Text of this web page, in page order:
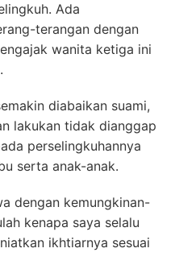
Ada
terangan dengan
wanita ketiga ini
diabaikan suami,
lakukan tidak dianggap
perselingkuhannya
serta anak-anak.
dengan kemungkinan-
kenapa saya selalu
ikhtiarnya sesuai